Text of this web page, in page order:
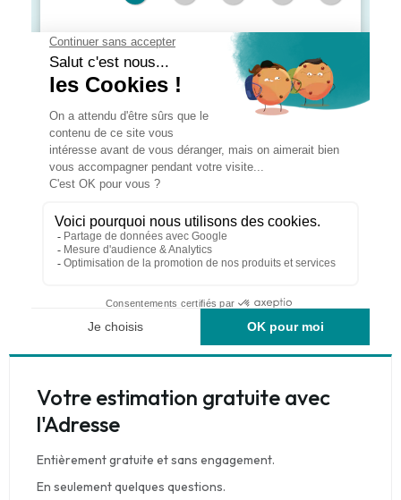
Votre estimation gratuite avec
l'Adresse
Entièrement gratuite et sans engagement.
En seulement quelques questions.